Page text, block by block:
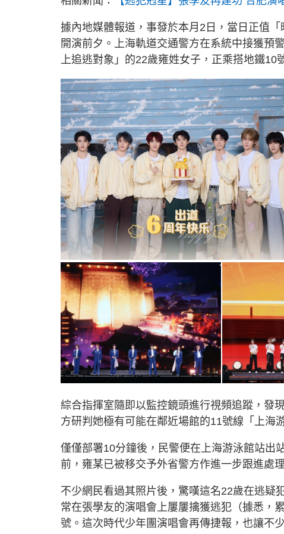
據內地媒體報道，事發於本月2日，當日正值
開演前夕。上海軌道交通警方在系統中接獲預
上追逃對象」的22歲雍姓女子，正乘搭地鐵10
綜合指揮室隨即以監控鏡頭進行視頻追蹤，發
方研判她極有可能在鄰近場館的11號線「上海
僅僅部署10分鐘後，民警便在上海游泳館站出
前，雍某已被移交予外省警方作進一步跟進處理
不少網民看過其照片後，驚嘆這名22歲在逃疑
常在張學友的演唱會上屢屢擒獲逃犯（據悉，
號。這次時代少年團演唱會再傳捷報，也讓不